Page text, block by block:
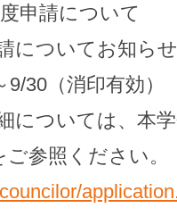
申請について
についてお知ら
30（消印有効）
については、本
参照ください。